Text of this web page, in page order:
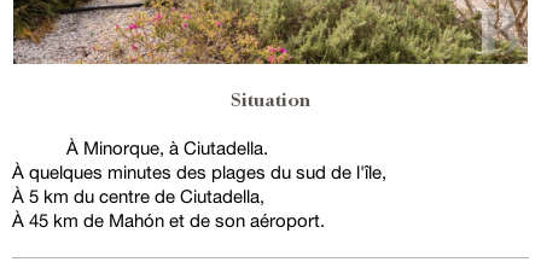
Situation
À Minorque, à Ciutadella.
À quelques minutes des plages du sud de l'île,
À 5 km du centre de Ciutadella,
À 45 km de Mahón et de son aéroport.